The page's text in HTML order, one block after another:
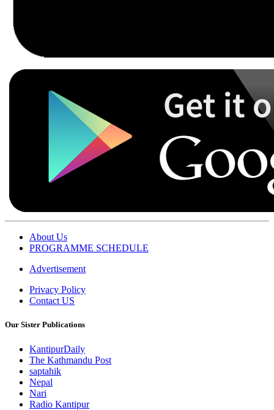
About Us
PROGRAMME SCHEDULE
Advertisement
Privacy Policy
Contact US
Our Sister Publications
KantipurDaily
The Kathmandu Post
saptahik
Nepal
Nari
Radio Kantipur